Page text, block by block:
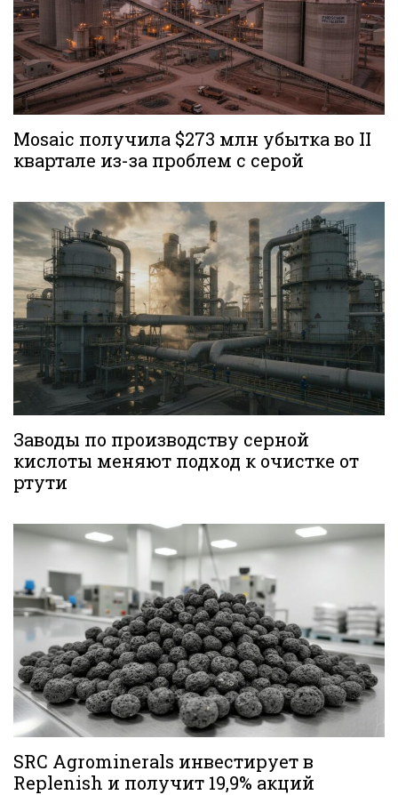
Mosaic получила $273 млн убытка во II
квартале из-за проблем с серой
Заводы по производству серной
кислоты меняют подход к очистке от
ртути
SRC Agrominerals инвестирует в
Replenish и получит 19,9% акций